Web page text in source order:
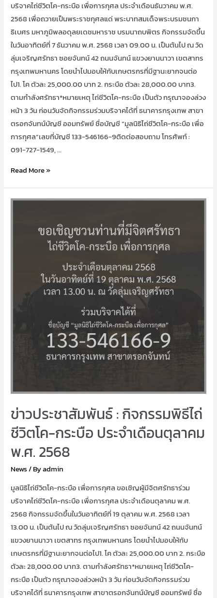
บริจาคไถ่ชีวิตโค-กระบือ เพื่อการกุศล ประจำเดือนธันวาคม พ.ศ.
2568 เพื่อถวายเป็นพระราชกุศลแด่ พระบาทสมเด็จพระบรมชนกา
ธิเบศร มหาภูมิพลอดุลยเดชมหาราช บรมนาถบพิตร กิจกรรมจัดขึ้น
ในวันอาทิตย์ที่ 7 ธันวาคม พ.ศ. 2568 เวลา 09.00 น. เป็นต้นไป ณ วัด
ลุ่มเจริญศรัทธา ซอยจันทน์ 42 ถนนจันทน์ แขวงยานนาวา เขตสาทร
กรุงเทพมหานคร โดยนำไปมอบให้กับเกษตรกรที่มีฐานะยากจนต่อ
ไป1. โค ตัวละ 25,000.00 บาท 2. กระบือ ตัวละ 28,000.00 บาท3.
ตามกำลังศรัทธา*หมายเหตุ ไถ่ชีวิตโค-กระบือ เป็นตัว กรุณาจองล่วง
หน้า 3 วัน ก่อนวันจัดกิจกรรมร่วมบริจาคได้ที่ ธนาคารกรุงเทพ สาขา
ตรอกจันทน์บัญชี ออมทรัพย์ ชื่อบัญชี “มูลนิธิไถ่ชีวิตโค-กระบือ เพื่อ
การกุศล”เลขที่บัญชี 133-546166-9ติดต่อสอบถาม โทรศัพท์ :
091-727-1549, …
Read More »
ข่าวประชาสัมพันธ์ : กิจกรรมพิธีไถ่
ชีวิตโค-กระบือ ประจำเดือนตุลาคม
พ.ศ. 2568
News/ Byadmin
มูลนิธิไถ่ชีวิตโค-กระบือ เพื่อการกุศล ขอเชิญผู้มีจิตศรัทธาร่วม
บริจาคไถ่ชีวิตโค-กระบือ เพื่อการกุศล ประจำเดือนตุลาคม พ.ศ.
2568 กิจกรรมจัดขึ้นในวันอาทิตย์ที่ 19 ตุลาคม พ.ศ. 2568 เวลา
13.00 น. เป็นต้นไป ณ วัดลุ่มเจริญศรัทธา ซอยจันทน์ 42 ถนนจันทน์
แขวงยานนาวา เขตสาทร กรุงเทพมหานคร โดยนำไปมอบให้กับ
เกษตรกรที่มีฐานะยากจนต่อไป1. โค ตัวละ 25,000.00 บาท 2. กระบือ
ตัวละ 28,000.00 บาท3. ตามกำลังศรัทธา*หมายเหตุ ไถ่ชีวิตโค-
กระบือ เป็นตัว กรุณาจองล่วงหน้า 3 วัน ก่อนวันจัดกิจกรรมร่วม
บริจาคได้ที่ ธนาคารกรุงเทพ สาขาตรอกจันทน์บัญชี ออมทรัพย์ ชื่อ